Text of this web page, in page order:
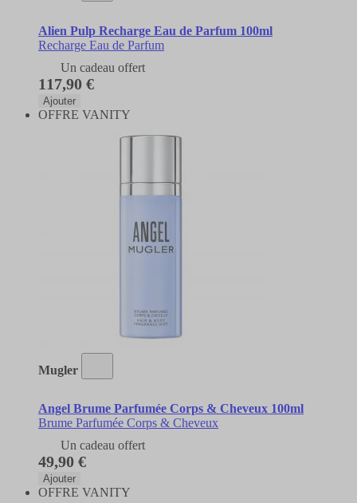
Alien Pulp Recharge Eau de Parfum 100ml
Recharge Eau de Parfum
Un cadeau offert
117,90 €
Ajouter
OFFRE VANITY
Mugler
Angel Brume Parfumée Corps & Cheveux 100ml
Brume Parfumée Corps & Cheveux
Un cadeau offert
49,90 €
Ajouter
OFFRE VANITY